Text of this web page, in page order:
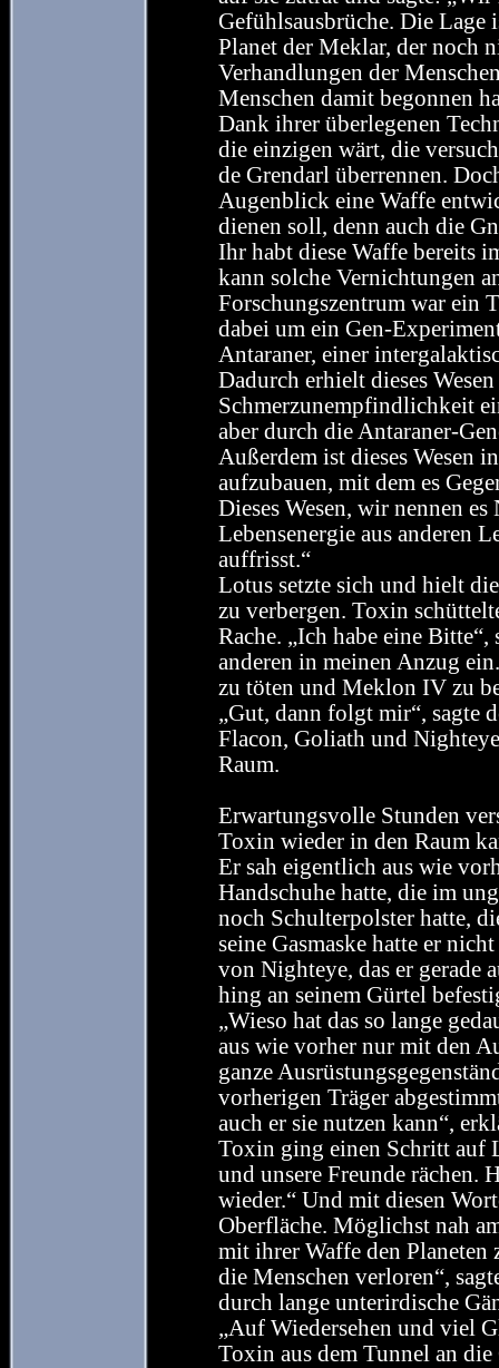
Gefühlsausbrüche. Die
Planet der Meklar, der noch
Verhandlungen der
Menschen damit begonnen
Dank ihrer überlegenen
die einzigen wärt, die
de Grendarl überrennen.
Augenblick eine Waffe
dienen soll, denn auch die
Ihr habt diese Waffe bereits
kann solche Vernichtungen
Forschungszentrum war ein
dabei um ein Gen-
Antaraner, einer
Dadurch erhielt dieses
Schmerzunempfindlichkeit
aber durch die Antaraner-
Außerdem ist dieses Wesen
aufzubauen, mit dem es
Dieses Wesen, wir nennen
Lebensenergie aus anderen
auffrisst.“
Lotus setzte sich und hielt
zu verbergen. Toxin
Rache. „Ich habe eine
anderen in meinen Anzug
zu töten und Meklon IV zu
„Gut, dann folgt mir“, sagte
Flacon, Goliath und
Raum.
Erwartungsvolle Stunden
Toxin wieder in den Raum
Er sah eigentlich aus wie
Handschuhe hatte, die im
noch Schulterpolster hatte,
seine Gasmaske hatte er
von Nighteye, das er gerade
hing an seinem Gürtel
„Wieso hat das so lange
aus wie vorher nur mit den
ganze
vorherigen Träger
auch er sie nutzen kann“,
Toxin ging einen Schritt auf
und unsere Freunde rächen.
wieder.“ Und mit diesen
Oberfläche. Möglichst nah
mit ihrer Waffe den Planeten
die Menschen verloren“,
durch lange unterirdische
„Auf Wiedersehen und viel
Toxin aus dem Tunnel an